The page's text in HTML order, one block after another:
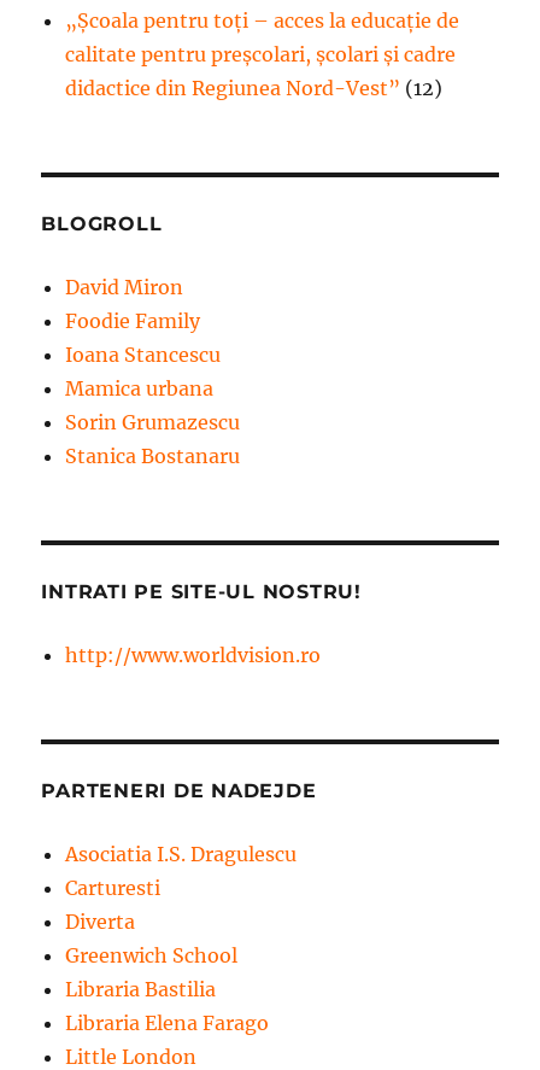
„Școala pentru toți – acces la educație de
calitate pentru preșcolari, școlari și cadre
didactice din Regiunea Nord-Vest” (12)
BLOGROLL
David Miron
Foodie Family
Ioana Stancescu
Mamica urbana
Sorin Grumazescu
Stanica Bostanaru
INTRATI PE SITE-UL NOSTRU!
http://www.worldvision.ro
PARTENERI DE NADEJDE
Asociatia I.S. Dragulescu
Carturesti
Diverta
Greenwich School
Libraria Bastilia
Libraria Elena Farago
Little London